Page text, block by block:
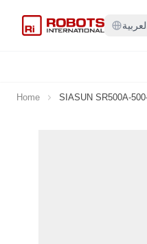
Home SIASUN SR500A-